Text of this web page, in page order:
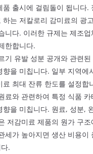
품 출시에 걸림돌이 됩니다.
하는 저칼로리 감미료의 광
니다. 이러한 규제는 제조
한합니다.
기 유발 성분 공개와 관련
향을 미칩니다. 일부 지역에
료 최대 잔류 한도를 설정합
료와 관련하여 특정 식품 카
향을 미칩니다. 원료, 성분,
저감미료 제품의 원가 구조
세가 높아지면 생산 비용이
.